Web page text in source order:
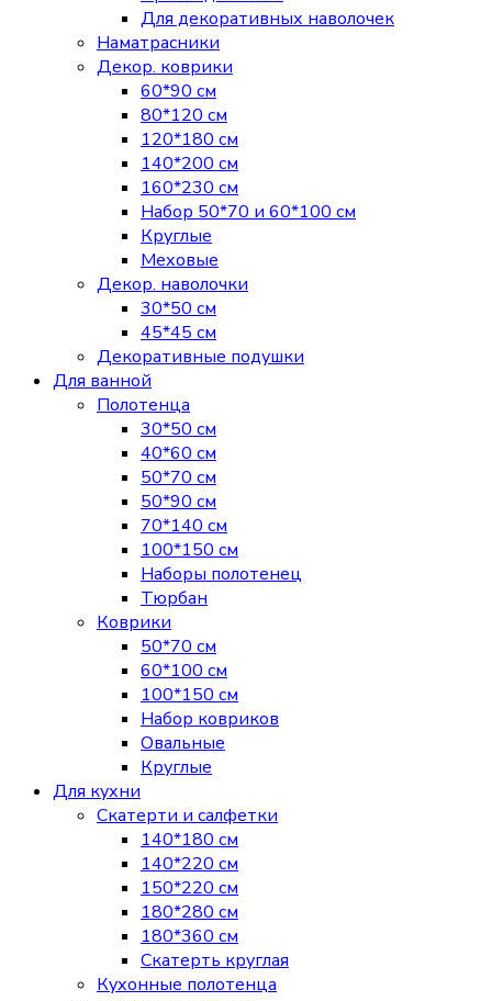
Для декоративных наволочек
Наматрасники
Декор. коврики
60*90 см
80*120 см
120*180 см
140*200 см
160*230 см
Набор 50*70 и 60*100 см
Круглые
Меховые
Декор. наволочки
30*50 см
45*45 см
Декоративные подушки
Для ванной
Полотенца
30*50 см
40*60 см
50*70 см
50*90 см
70*140 см
100*150 см
Наборы полотенец
Тюрбан
Коврики
50*70 см
60*100 см
100*150 см
Набор ковриков
Овальные
Круглые
Для кухни
Скатерти и салфетки
140*180 см
140*220 см
150*220 см
180*280 см
180*360 см
Скатерть круглая
Кухонные полотенца